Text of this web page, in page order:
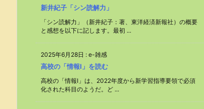
新井紀子「シン読解力」
「シン読解力」（新井紀子：著、東洋経済新報社）の概要
と感想を以下に記します。最初 ...
2025年6月28日 : e-雑感
高校の「情報Ⅰ」を読む
高校の「情報Ⅰ」は、2022年度から新学習指導要領で必須
化された科目のようだ。ど ...